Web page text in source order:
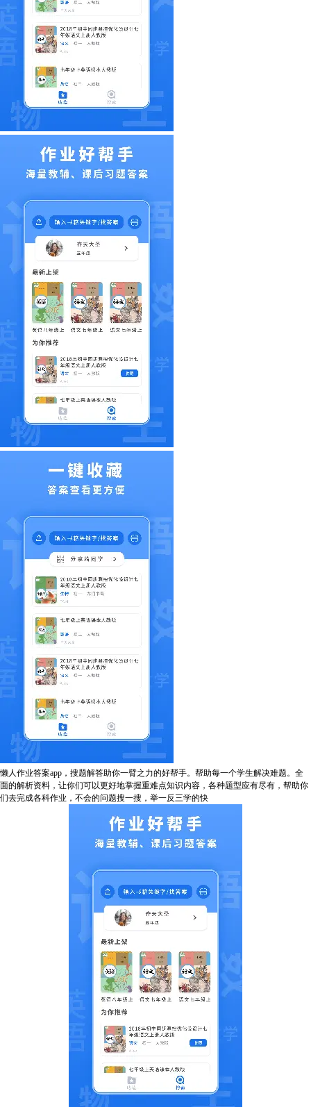
懒人作业答案app，搜题解答助你一臂之力的好帮手。帮助每一个学生解决难题。全
面的解析资料，让你们可以更好地掌握重难点知识内容，各种题型应有尽有，帮助你
们去完成各科作业，不会的问题搜一搜，举一反三学的快